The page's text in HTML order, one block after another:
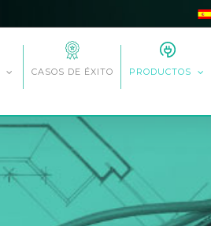
CASOS DE ÉXITO PRODUCTOS